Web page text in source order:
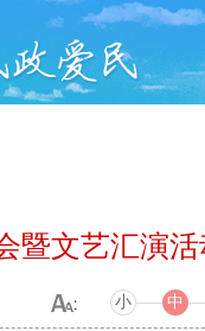
暨文艺汇演活
中
小